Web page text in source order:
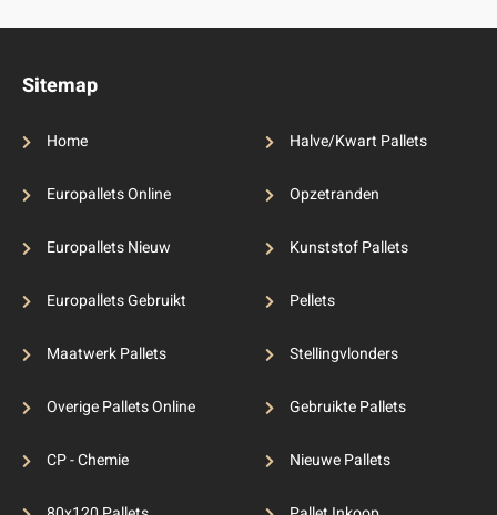
Sitemap
Home
Europallets Online
Europallets Nieuw
Europallets Gebruikt
Maatwerk Pallets
Overige Pallets Online
CP - Chemie
Halve/Kwart Pallets
Opzetranden
Kunststof Pallets
Pellets
Stellingvlonders
Gebruikte Pallets
Nieuwe Pallets